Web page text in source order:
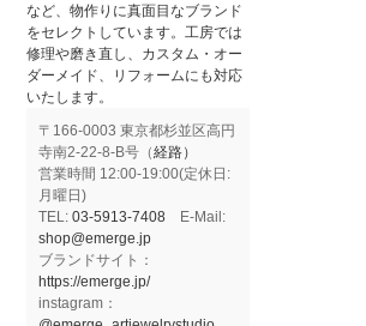
など、物作りに真面目なブランド
をセレクトしています。工房では
修理や磨き直し、カスタム・オー
ダーメイド、リフォームにも対応
いたします。
〒166-0003 東京都杉並区高円
寺南2-22-8-B号（経路）
営業時間 12:00-19:00(定休日:
月曜日)
TEL:03-5913-7408 E-Mail:
shop@emerge.jp
ブランドサイト：
https://emerge.jp/
instagram：